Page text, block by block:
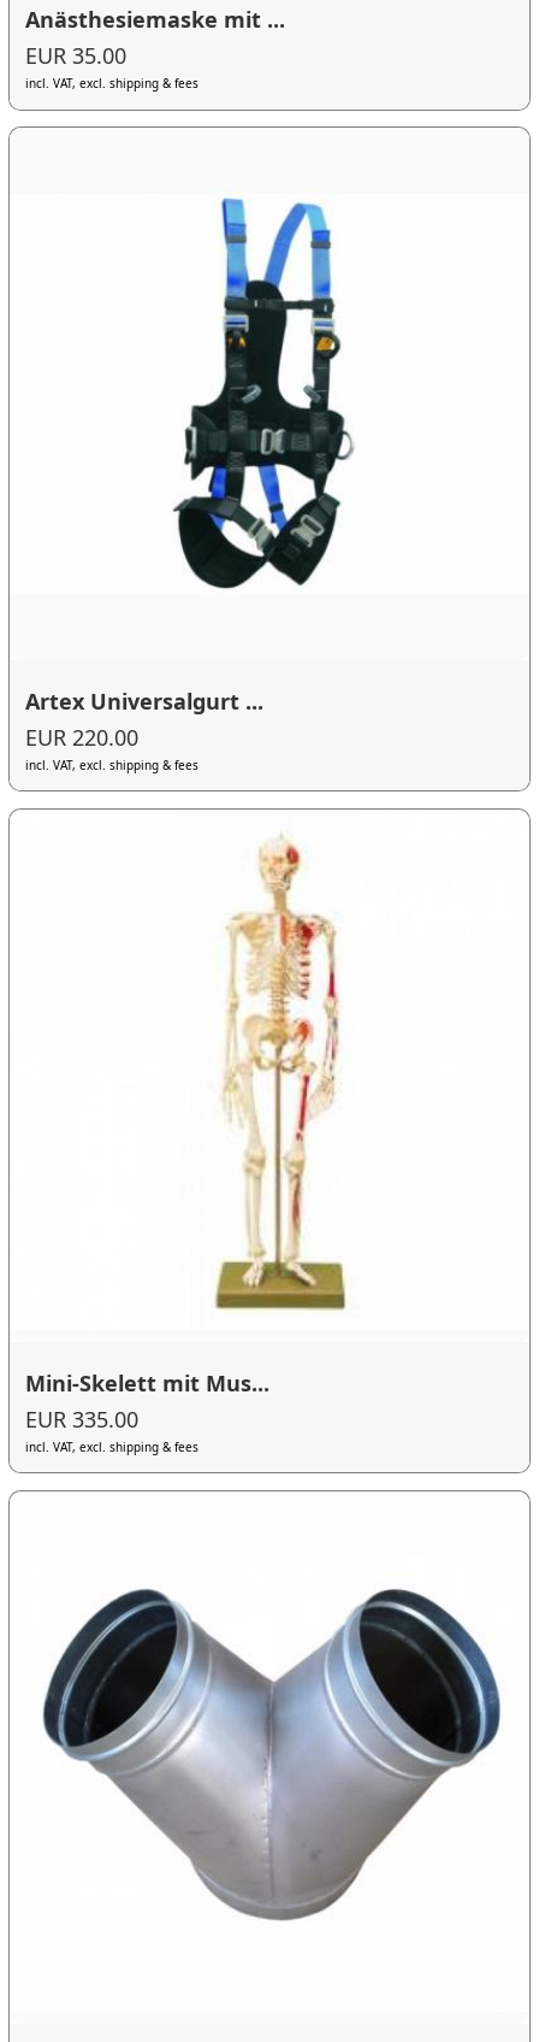
Anästhesiemaske mit ...
EUR 35.00
incl. VAT, excl. shipping & fees
Artex Universalgurt ...
EUR 220.00
incl. VAT, excl. shipping & fees
Mini-Skelett mit Mus...
EUR 335.00
incl. VAT, excl. shipping & fees